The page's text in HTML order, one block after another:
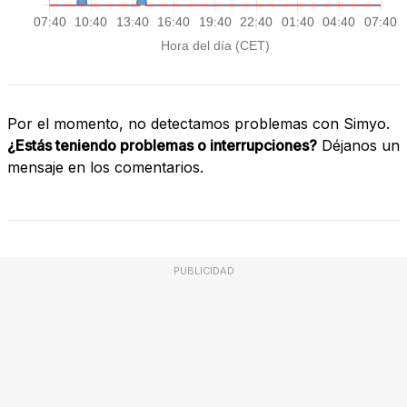
Por el momento, no detectamos problemas con Simyo.
¿Estás teniendo problemas o interrupciones? Déjanos un
mensaje en los comentarios.
PUBLICIDAD